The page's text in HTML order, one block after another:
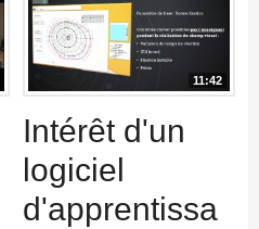
11:42
Intérêt d'un
logiciel
d'apprentissa